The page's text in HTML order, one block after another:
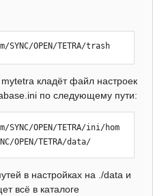
OPEN/TETRA/trash
кладёт файл настроек
по следующему пути:
OPEN/TETRA/ini/hom
OPEN/TETRA/data/
в настройках на ./data и
всё в каталоге